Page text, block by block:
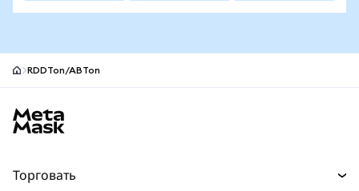
RDDTon/ABTon
Торговать